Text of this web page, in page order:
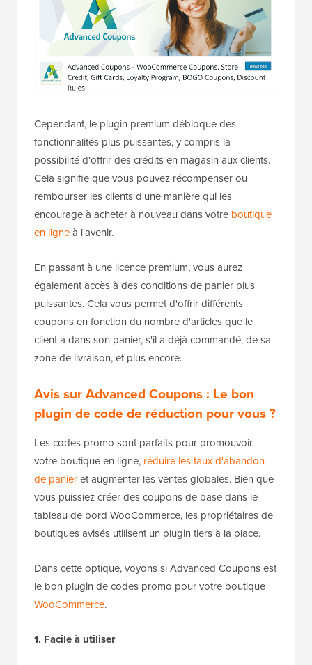
Cependant, le plugin premium débloque des
fonctionnalités plus puissantes, y compris la
possibilité d'offrir des crédits en magasin aux clients.
Cela signifie que vous pouvez récompenser ou
rembourser les clients d'une manière qui les
encourage à acheter à nouveau dans votre boutique
en ligneà l'avenir.
En passant à une licence premium, vous aurez
également accès à des conditions de panier plus
puissantes. Cela vous permet d'offrir différents
coupons en fonction du nombre d'articles que le
client a dans son panier, s'il a déjà commandé, de sa
zone de livraison, et plus encore.
Avis sur Advanced Coupons : Le bon
plugin de code de réduction pour vous ?
Les codes promo sont parfaits pour promouvoir
votre boutique en ligne, réduire les taux d'abandon
de panieret augmenter les ventes globales. Bien que
vous puissiez créer des coupons de base dans le
tableau de bord WooCommerce, les propriétaires de
boutiques avisés utilisent un plugin tiers à la place.
Dans cette optique, voyons si Advanced Coupons est
le bon plugin de codes promo pour votre boutique
WooCommerce.
1. Facile à utiliser